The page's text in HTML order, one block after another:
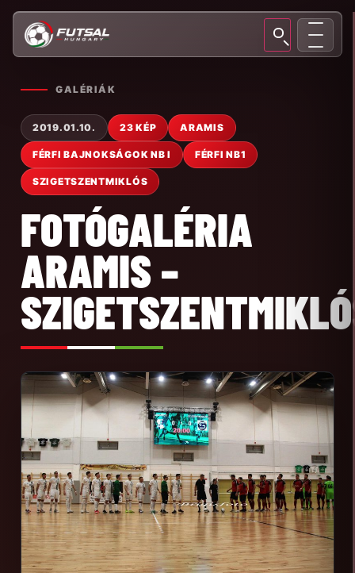
GALÉRIÁK
2019.01.10. 23 KÉP ARAMIS
FÉRFI BAJNOKSÁGOK NB I FÉRFI NB1
SZIGETSZENTMIKLÓS
FOTÓGALÉRIA
ARAMIS –